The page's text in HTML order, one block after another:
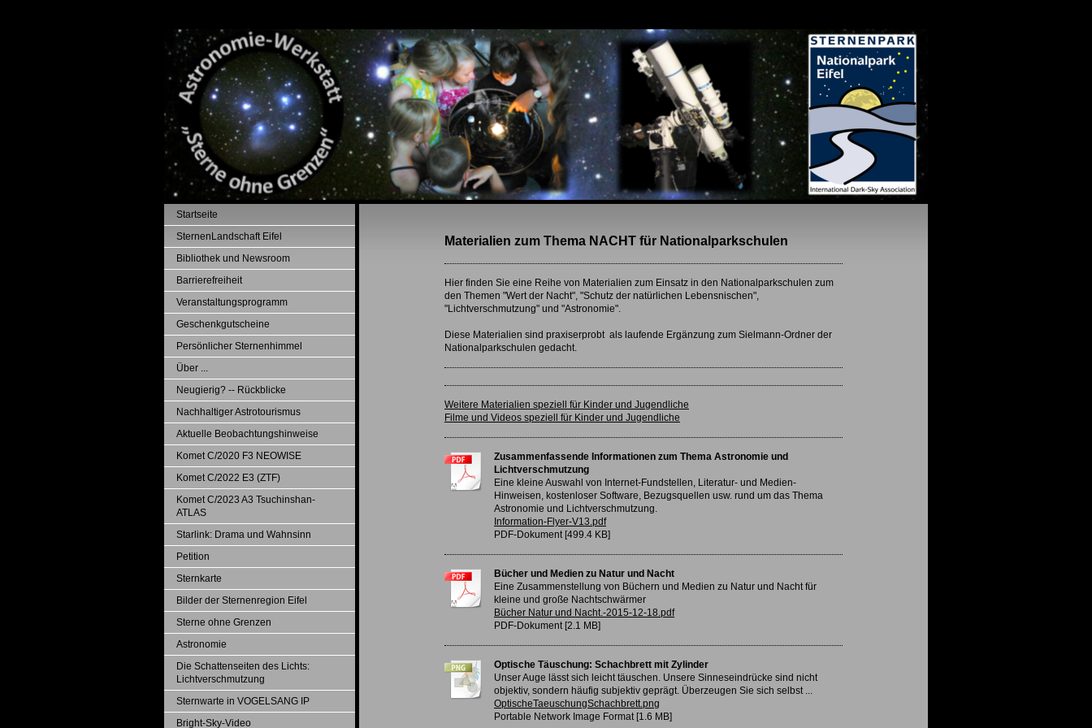
Startseite
SternenLandschaft Eifel
Bibliothek und Newsroom
Barrierefreiheit
Veranstaltungsprogramm
Geschenkgutscheine
Persönlicher Sternenhimmel
Über ...
Neugierig? -- Rückblicke
Nachhaltiger Astrotourismus
Aktuelle Beobachtungshinweise
Komet C/2020 F3 NEOWISE
Komet C/2022 E3 (ZTF)
Komet C/2023 A3 Tsuchinshan-
ATLAS
Starlink: Drama und Wahnsinn
Petition
Sternkarte
Bilder der Sternenregion Eifel
Sterne ohne Grenzen
Astronomie
Die Schattenseiten des Lichts:
Lichtverschmutzung
Sternwarte in VOGELSANG IP
Bright-Sky-Video
Materialien zum Thema NACHT für Nationalparkschulen
Hier finden Sie eine Reihe von Materialien zum Einsatz in den Nationalparkschulen zum
den Themen "Wert der Nacht", "Schutz der natürlichen Lebensnischen",
"Lichtverschmutzung" und "Astronomie".
Diese Materialien sind praxiserprobt als laufende Ergänzung zum Sielmann-Ordner der
Nationalparkschulen gedacht.
Weitere Materialien speziell für Kinder und Jugendliche
Filme und Videos speziell für Kinder und Jugendliche
Zusammenfassende Informationen zum Thema Astronomie und
Lichtverschmutzung
Eine kleine Auswahl von Internet-Fundstellen, Literatur- und Medien-
Hinweisen, kostenloser Software, Bezugsquellen usw. rund um das Thema
Astronomie und Lichtverschmutzung.
Information-Flyer-V13.pdf
PDF-Dokument [499.4 KB]
Bücher und Medien zu Natur und Nacht
Eine Zusammenstellung von Büchern und Medien zu Natur und Nacht für
kleine und große Nachtschwärmer
Bücher Natur und Nacht.-2015-12-18.pdf
PDF-Dokument [2.1 MB]
Optische Täuschung: Schachbrett mit Zylinder
Unser Auge lässt sich leicht täuschen. Unsere Sinneseindrücke sind nicht
objektiv, sondern häufig subjektiv geprägt. Überzeugen Sie sich selbst ...
OptischeTaeuschungSchachbrett.png
Portable Network Image Format [1.6 MB]